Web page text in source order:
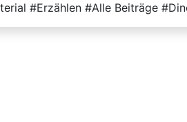
#Erzählen #Alle Beiträge